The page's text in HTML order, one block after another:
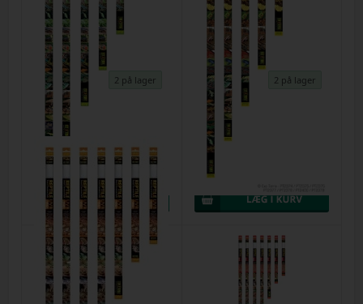
2 på lager
30w Exo-Terra UVB 100 - (5.0 rør)
Varenr. 61265
2 på lager
36 w Exo-Terra natural light - 120